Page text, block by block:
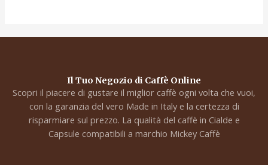
Il Tuo Negozio di Caffè Online
Scopri il piacere di gustare il miglior caffè ogni volta che vuoi,
con la garanzia del vero Made in Italy e la certezza di
risparmiare sul prezzo. La qualità del caffè in Cialde e
Capsule compatibili a marchio Mickey Caffè